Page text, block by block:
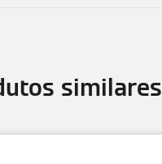
similares